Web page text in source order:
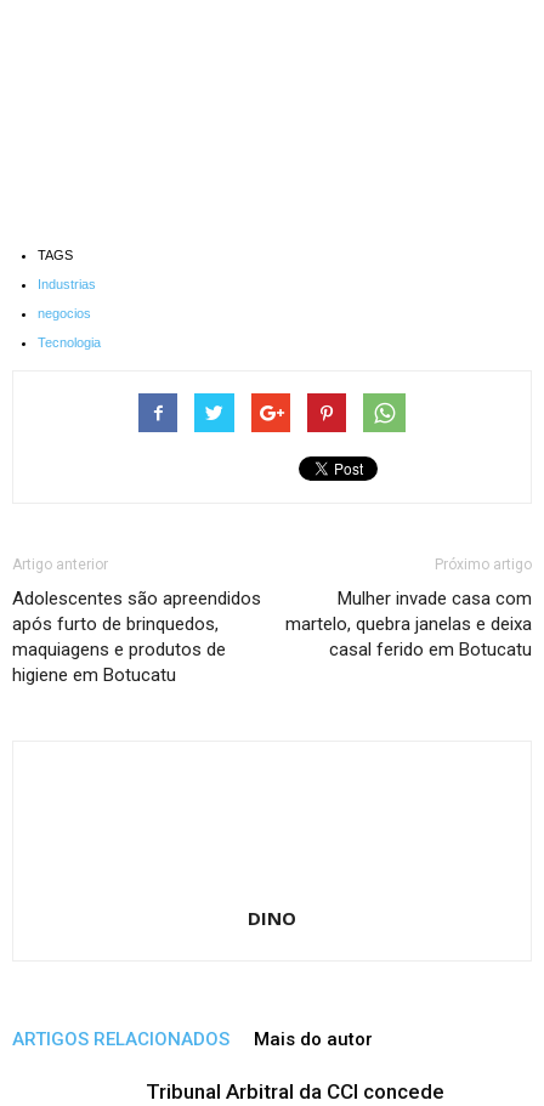
TAGS
Industrias
negocios
Tecnologia
Artigo anterior
Adolescentes são apreendidos
após furto de brinquedos,
maquiagens e produtos de
higiene em Botucatu
Próximo artigo
Mulher invade casa com
martelo, quebra janelas e deixa
casal ferido em Botucatu
DINO
ARTIGOS RELACIONADOS Mais do autor
Tribunal Arbitral da CCI concede